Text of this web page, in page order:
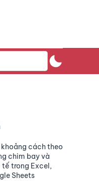
khoảng cách theo
chim bay và
trong Excel,
Sheets